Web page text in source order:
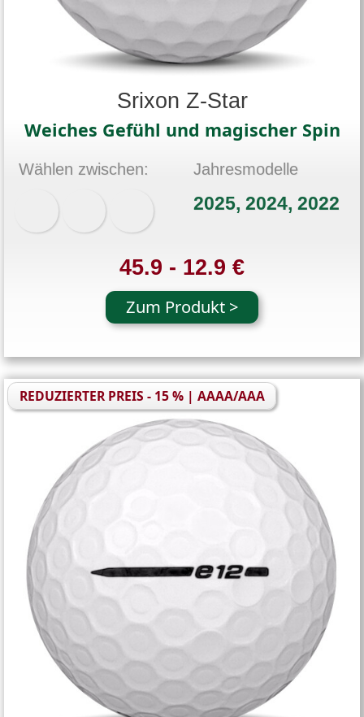
Srixon Z-Star
Weiches Gefühl und magischer Spin
Wählen zwischen: Jahresmodelle
2025, 2024, 2022
45.9 - 12.9 €
Zum Produkt >
REDUZIERTER PREIS - 15 % | AAAA/AAA